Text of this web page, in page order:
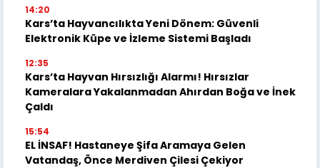
14:20
Kars’ta Hayvancılıkta Yeni Dönem: Güvenli
Elektronik Küpe ve İzleme Sistemi Başladı
12:35
Kars’ta Hayvan Hırsızlığı Alarmı! Hırsızlar
Kameralara Yakalanmadan Ahırdan Boğa ve İnek
Çaldı
15:54
EL İNSAF! Hastaneye Şifa Aramaya Gelen
Vatandaş, Önce Merdiven Çilesi Çekiyor